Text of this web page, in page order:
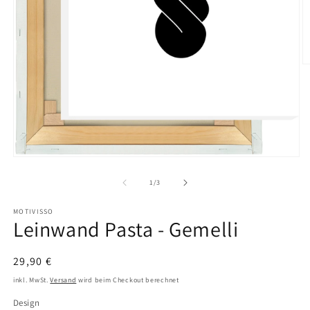
1/von
3
MOTIVISSO
Leinwand Pasta - Gemelli
Normaler
Preis
29,90 €
inkl. MwSt.Versand wird beim Checkout berechnet
Design